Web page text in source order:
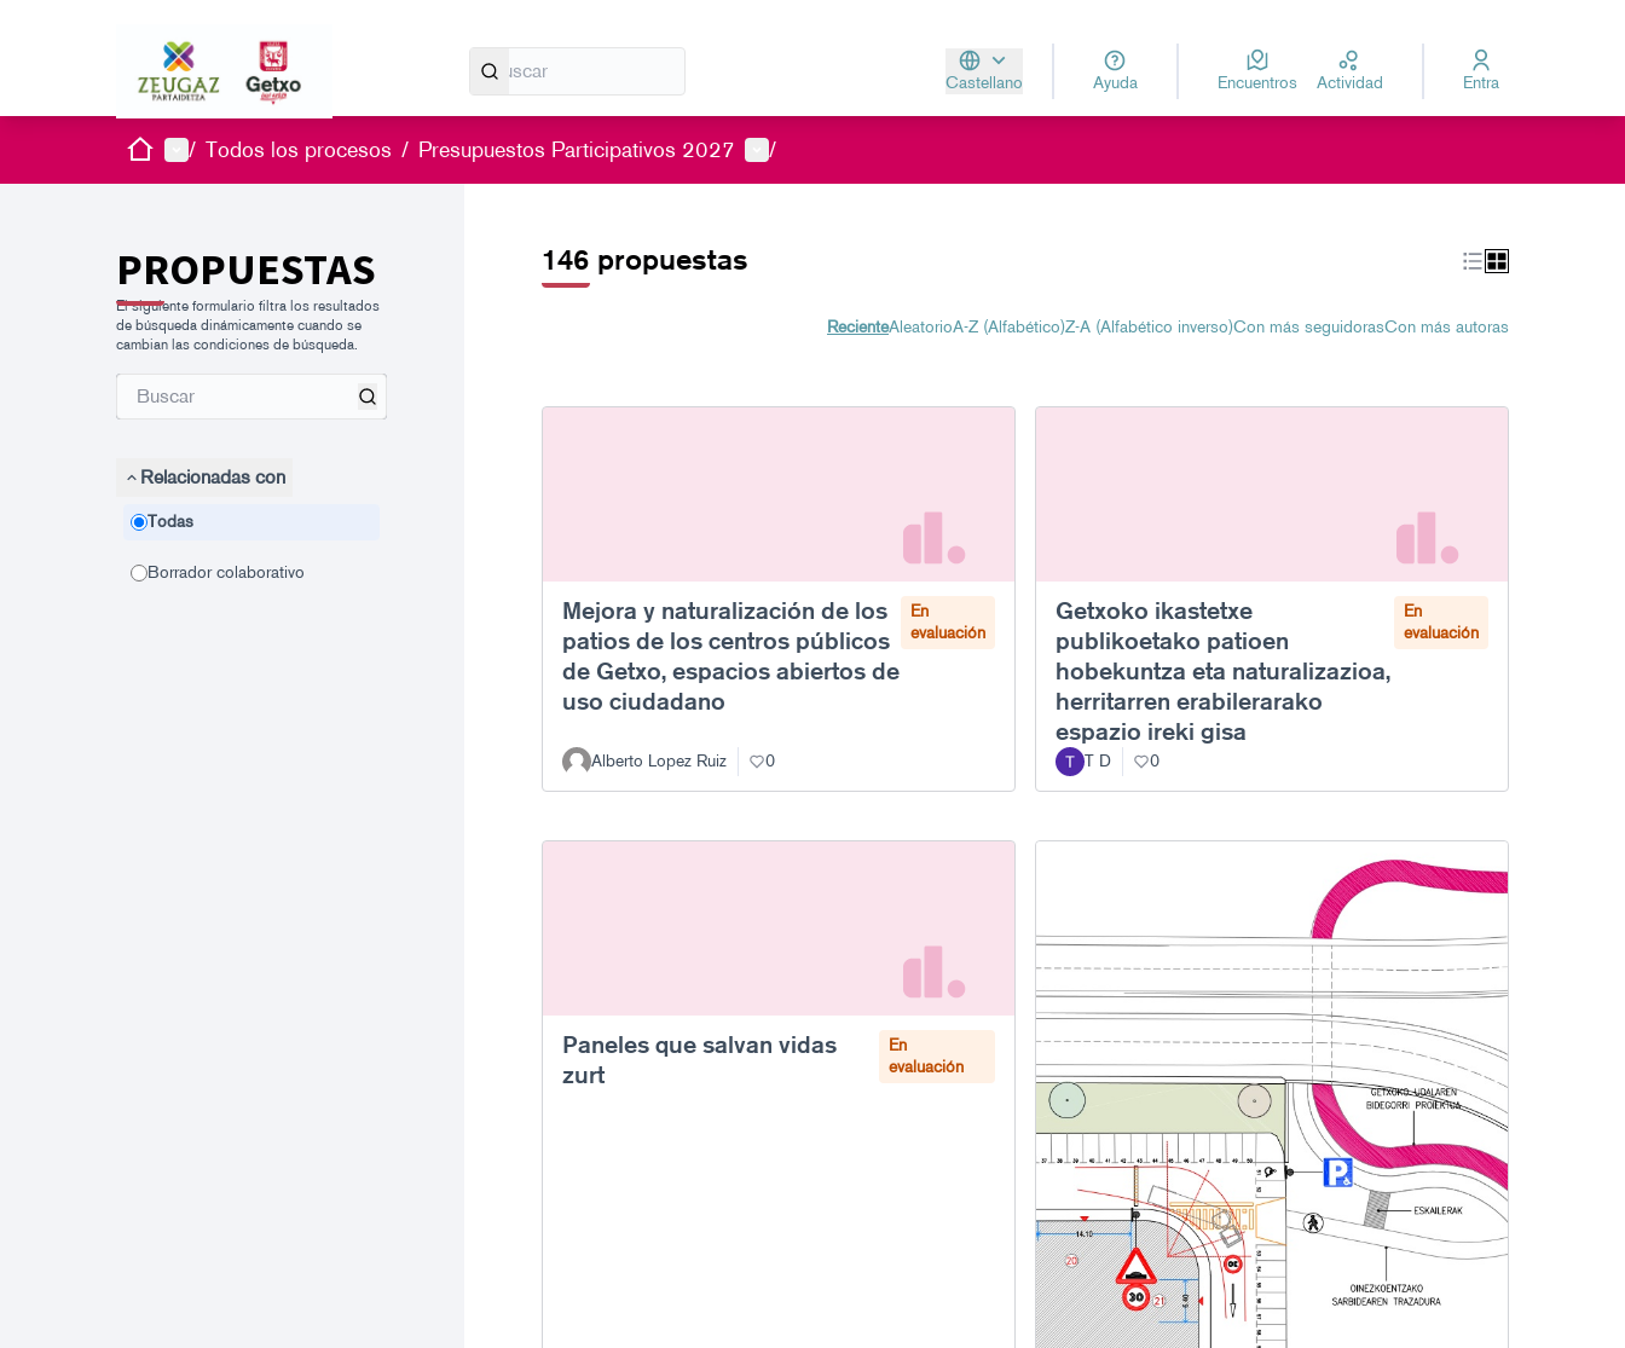
Castellano
Aukeratu hizkuntzaElegir el idioma
Ayuda Encuentros Actividad Entra
InicioMenú principal
/ Todos los procesos / Presupuestos Participativos 2027 Menú de usuario
/
PROPUESTAS
El siguiente formulario filtra los resultados
de búsqueda dinámicamente cuando se
cambian las condiciones de búsqueda.
Relacionadas con
Todas
Borrador colaborativo
146 propuestas
RecienteAleatorioA-Z (Alfabético)Z-A (Alfabético inverso)Con más seguidorasCon más autoras
Mejora y naturalización de los
patios de los centros públicos
de Getxo, espacios abiertos de
uso ciudadano
En
evaluación
Alberto Lopez Ruiz 0
Getxoko ikastetxe
publikoetako patioen
hobekuntza eta naturalizazioa,
herritarren erabilerarako
espazio ireki gisa
En
evaluación
T D 0
Paneles que salvan vidas
zurt
En
evaluación